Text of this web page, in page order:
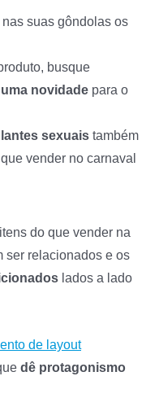
suas gôndolas os
busque
novidade para o
sexuais também
vender no carnaval
do que vender na
ser relacionados e os
lados a lado
de layout
dê protagonismo